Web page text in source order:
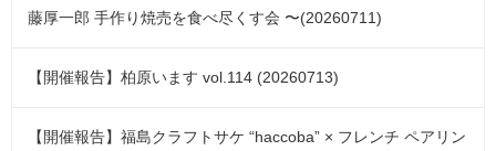
藤厚一郎 手作り焼売を食べ尽くす会 〜(20260711)
【開催報告】柏原います vol.114 (20260713)
【開催報告】福島クラフトサケ “haccoba” × フレンチ ペアリン